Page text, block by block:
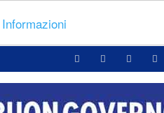
Informazioni